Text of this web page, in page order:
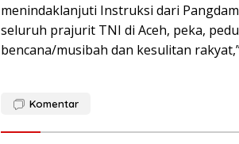
menindaklanjuti Instruksi dari
seluruh prajurit TNI di Aceh, peka,
bencana/musibah dan kesulitan
Komentar